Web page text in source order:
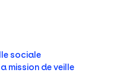
sociale
mission de veille